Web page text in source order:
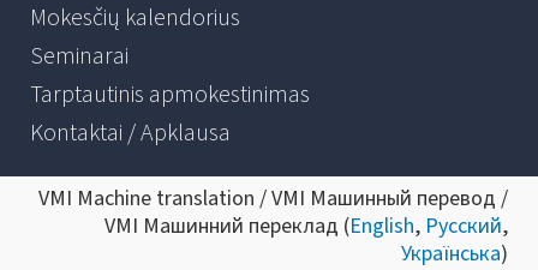
Mokesčių kalendorius
Seminarai
Tarptautinis apmokestinimas
Kontaktai / Apklausa
VMI Machine translation / VMI Машинный перевод /
VMI Машинний переклад (English, Русский,
Українська)